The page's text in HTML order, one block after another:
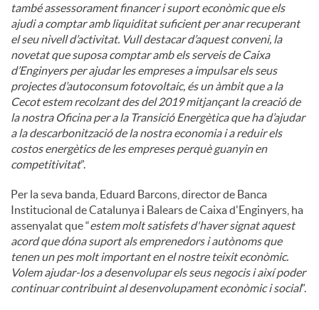
també assessorament financer i suport econòmic que els
ajudi a comptar amb liquiditat suficient per anar recuperant
el seu nivell d’activitat. Vull destacar d’aquest conveni, la
novetat que suposa comptar amb els serveis de Caixa
d’Enginyers per ajudar les empreses a impulsar els seus
projectes d’autoconsum fotovoltaic, és un àmbit que a la
Cecot estem recolzant des del 2019 mitjançant la creació de
la nostra Oficina per a la Transició Energètica que ha d’ajudar
a la descarbonització de la nostra economia i a reduir els
costos energètics de les empreses perquè guanyin en
competitivitat”.
Per la seva banda, Eduard Barcons, director de Banca
Institucional de Catalunya i Balears de Caixa d'Enginyers, ha
assenyalat que “estem molt satisfets d'haver signat aquest
acord que dóna suport als emprenedors i autònoms que
tenen un pes molt important en el nostre teixit econòmic.
Volem ajudar-los a desenvolupar els seus negocis i així poder
continuar contribuint al desenvolupament econòmic i social”.